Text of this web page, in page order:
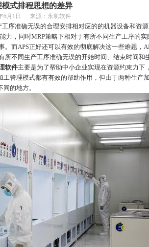
式排程思想的差异
6月1日 来源：永凯软件
序准确无误的合理安排相对应的的机器设备和资
，同时MRP策略下相对于有所不同生产工序的
而APS正好还可以有效的彻底解决这一些难题，
不同生产工序准确无误的开始时间、结束时间和
软件主要是为了帮助中小企业实现在资源约束力下
工管理模式都有有效的帮助作用，但由于两种生产
的地方。